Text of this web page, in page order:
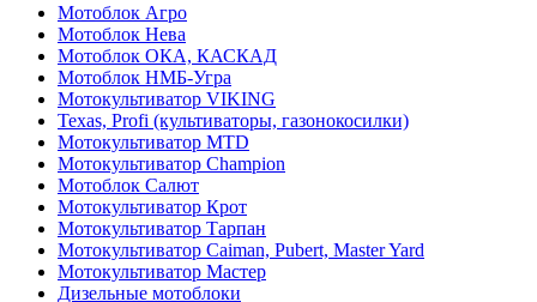
Мотоблок Агро
Мотоблок Нева
Мотоблок ОКА, КАСКАД
Мотоблок НМБ-Угра
Мотокультиватор VIKING
Texas, Profi (культиваторы, газонокосилки)
Мотокультиватор MTD
Мотокультиватор Champion
Мотоблок Салют
Мотокультиватор Крот
Мотокультиватор Тарпан
Мотокультиватор Caiman, Pubert, Master Yard
Мотокультиватор Мастер
Дизельные мотоблоки